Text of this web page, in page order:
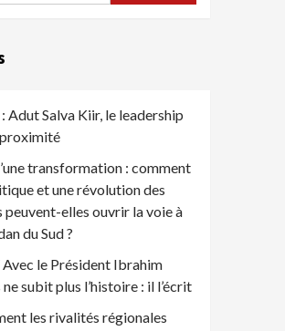
: Adut Salva Kiir, le leadership
transformation : comment
et une révolution des
elles ouvrir la voie à
du Sud ?
le Président Ibrahim
subit plus l’histoire : il l’écrit
les rivalités régionales